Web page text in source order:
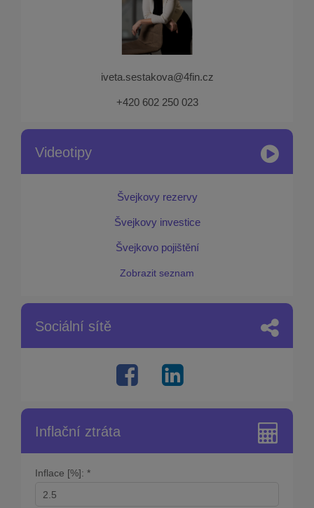
iveta.sestakova@4fin.cz
+420 602 250 023
Videotipy
Švejkovy rezervy
Švejkovy investice
Švejkovo pojištění
Zobrazit seznam
Sociální sítě
Inflační ztráta
Inflace [%]: *